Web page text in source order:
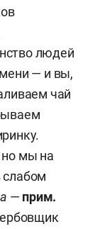
людей
— и вы,
чай
мы на
слабом
— прим.